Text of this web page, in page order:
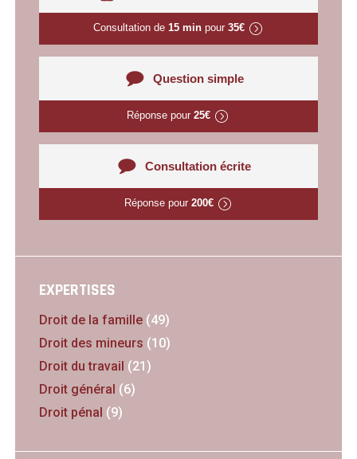
Consultation de 15 minpour 35€
Question simple
Réponse pour25€
Consultation écrite
Réponse pour 200€
EXPERTISES
Droit de la famille(49)
Droit des mineurs (10)
Droit du travail (21)
Droit général (6)
Droit pénal (9)